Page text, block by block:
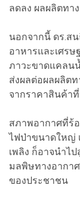
ลดลง ผลผลิตทา
นอกจากนี้ ดร.ส
อาหารและเศรษ
ภาวะขาดแคลน
ส่งผลต่อผลผลิตท
จากราคาสินค้า
สภาพอากาศที่ร้
ไฟป่าขนาดใหญ่
เพลิง ก็อาจนำไ
มลพิษทางอากา
ของประชาชน